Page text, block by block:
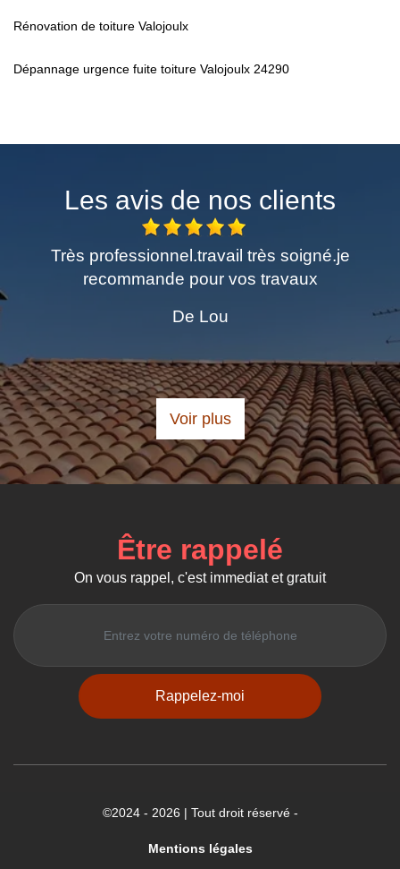
Rénovation de toiture Valojoulx
Dépannage urgence fuite toiture Valojoulx 24290
Les avis de nos clients
professionnel.travail très soigné.je
recommande pour vos travaux
Voir plus
Être rappelé
On vous rappel, c'est immediat et gratuit
©2024 - 2026 | Tout droit réservé -
Mentions légales